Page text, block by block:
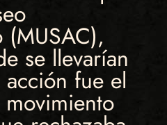
(MUSAC),
se llevarían
acción fue el